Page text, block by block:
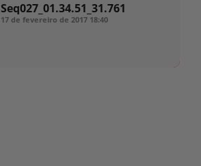
Seq027_01.34.51_31.761
17 de fevereiro de 2017 18:40